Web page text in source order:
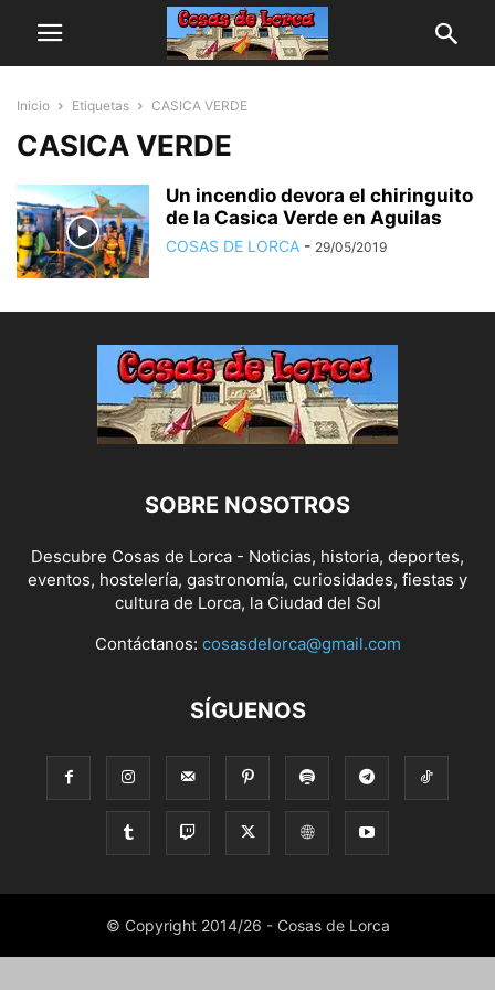
Inicio Etiquetas CASICA VERDE
CASICA VERDE
Un incendio devora el chiringuito
de la Casica Verde en Aguilas
COSAS DE LORCA - 29/05/2019
SOBRE NOSOTROS
Descubre Cosas de Lorca - Noticias, historia, deportes,
eventos, hostelería, gastronomía, curiosidades, fiestas y
cultura de Lorca, la Ciudad del Sol
Contáctanos: cosasdelorca@gmail.com
SÍGUENOS
© Copyright 2014/26 - Cosas de Lorca